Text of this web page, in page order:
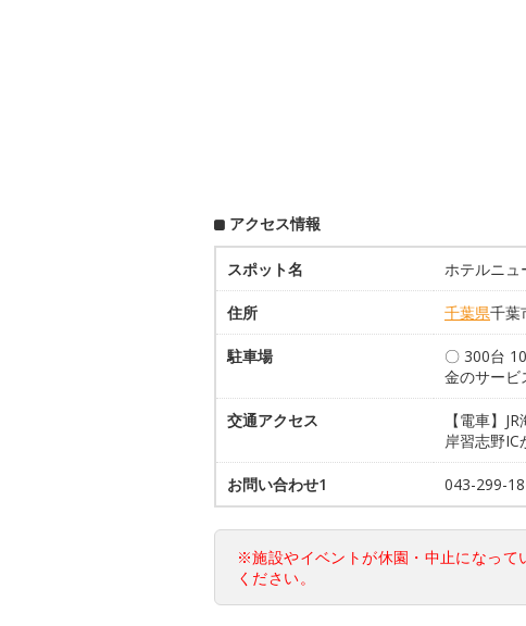
アクセス情報
スポット名 ホテルニュ
住所 千葉県千葉
駐車場
〇 300台
金のサービ
交通アクセス
【電車】
岸習志野IC
お問い合わせ1 043-299-
※施設やイベントが休園・中止になって
ください。